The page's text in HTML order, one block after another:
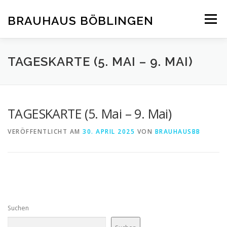
springen
BRAUHAUS BÖBLINGEN Menü
TAGESKARTE (5. MAI – 9. MAI)
TAGESKARTE (5. Mai – 9. Mai)
VERÖFFENTLICHT AM 30. APRIL 2025 VON BRAUHAUSBB
Suchen